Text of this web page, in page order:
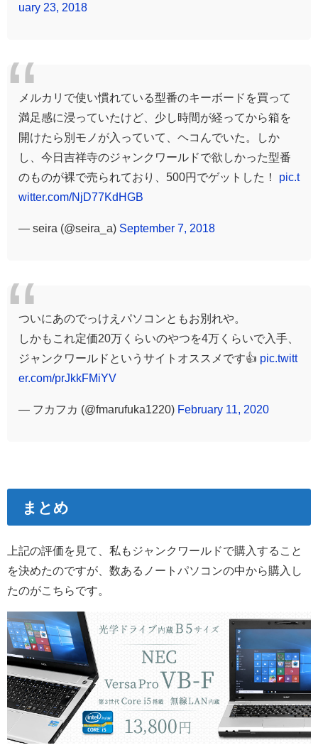
uary 23, 2018
メルカリで使い慣れている型番のキーボードを買って
満足感に浸っていたけど、少し時間が経ってから箱を
開けたら別モノが入っていて、ヘコんでいた。しか
し、今日吉祥寺のジャンクワールドで欲しかった型番
のものが裸で売られており、500円でゲットした！ pic.t
witter.com/NjD77KdHGB
— seira (@seira_a) September 7, 2018
ついにあのでっけえパソコンともお別れや。
しかもこれ定価20万くらいのやつを4万くらいで入手、
ジャンクワールドというサイトオススメです👍 pic.twitt
er.com/prJkkFMiYV
— フカフカ (@fmarufuka1220) February 11, 2020
まとめ
上記の評価を見て、私もジャンクワールドで購入すること
を決めたのですが、数あるノートパソコンの中から購入し
たのがこちらです。